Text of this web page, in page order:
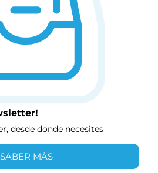
desde donde necesites
SABER MÁS